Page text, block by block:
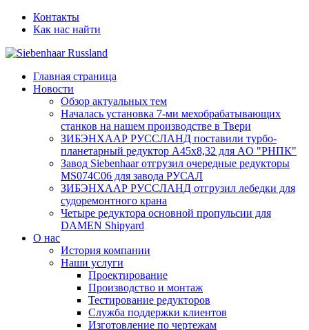
Контакты
Как нас найти
Главная страница
Новости
Обзор актуальных тем
Началась установка 7-ми мехобрабатывающих
станков на нашем производстве в Твери
ЗИБЭНХААР РУССЛАНД поставили турбо-
планетарный редуктор A45х8,32 для AО "РНПК"
Завод Siebenhaar отгрузил очередные редукторы
MS074С06 для завода РУСАЛ
ЗИБЭНХААР РУССЛАНД отгрузил лебедки для
судоремонтного крана
Четыре редуктора основной пропульсии для
DAMEN Shipyard
О нас
История компании
Наши услуги
Проектирование
Производство и монтаж
Тестирование редукторов
Служба поддержки клиентов
Изготовление по чертежам